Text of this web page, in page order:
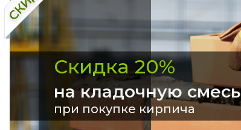
Скидка 20%
на кладочную смесь
при покупке кирпича